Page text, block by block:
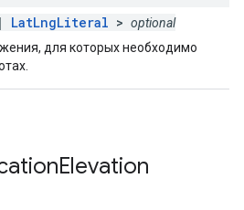
LatLngLiteral > optional
для которых необходимо
Elevation